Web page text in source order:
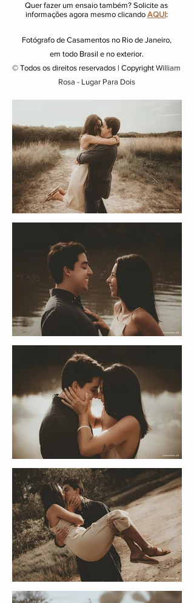
Quer fazer um ensaio também? Solicite as
informações agora mesmo clicando AQUI:
Fotógrafo de Casamentos no Rio de Janeiro,
em todo Brasil e no exterior.
© Todos os direitos reservados | Copyright William
Rosa - Lugar Para Dois